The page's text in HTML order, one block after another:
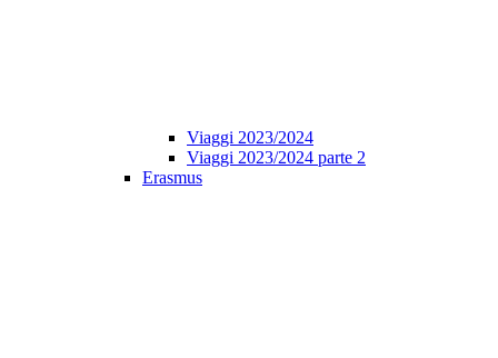
Viaggi 2023/2024
Viaggi 2023/2024 parte 2
Erasmus